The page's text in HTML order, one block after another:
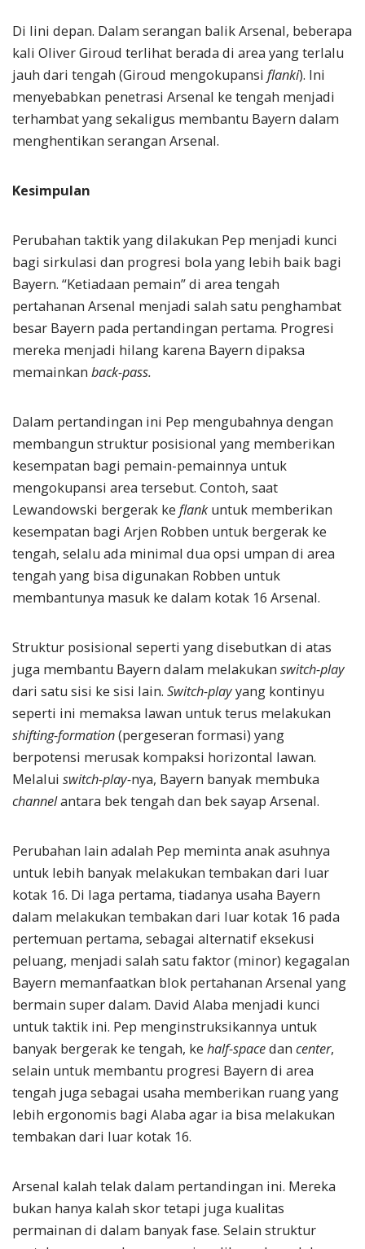
Di lini depan. Dalam serangan balik Arsenal, beberapa
kali Oliver Giroud terlihat berada di area yang terlalu
jauh dari tengah (Giroud mengokupansi flanki). Ini
menyebabkan penetrasi Arsenal ke tengah menjadi
terhambat yang sekaligus membantu Bayern dalam
menghentikan serangan Arsenal.
Kesimpulan
Perubahan taktik yang dilakukan Pep menjadi kunci
bagi sirkulasi dan progresi bola yang lebih baik bagi
Bayern. “Ketiadaan pemain” di area tengah
pertahanan Arsenal menjadi salah satu penghambat
besar Bayern pada pertandingan pertama. Progresi
mereka menjadi hilang karena Bayern dipaksa
memainkan back-pass.
Dalam pertandingan ini Pep mengubahnya dengan
membangun struktur posisional yang memberikan
kesempatan bagi pemain-pemainnya untuk
mengokupansi area tersebut. Contoh, saat
Lewandowski bergerak ke flankuntuk memberikan
kesempatan bagi Arjen Robben untuk bergerak ke
tengah, selalu ada minimal dua opsi umpan di area
tengah yang bisa digunakan Robben untuk
membantunya masuk ke dalam kotak 16 Arsenal.
Struktur posisional seperti yang disebutkan di atas
juga membantu Bayern dalam melakukan switch-play
dari satu sisi ke sisi lain. Switch-playyang kontinyu
seperti ini memaksa lawan untuk terus melakukan
shifting-formation(pergeseran formasi) yang
berpotensi merusak kompaksi horizontal lawan.
Melalui switch-play-nya, Bayern banyak membuka
channelantara bek tengah dan bek sayap Arsenal.
Perubahan lain adalah Pep meminta anak asuhnya
untuk lebih banyak melakukan tembakan dari luar
kotak 16. Di laga pertama, tiadanya usaha Bayern
dalam melakukan tembakan dari luar kotak 16 pada
pertemuan pertama, sebagai alternatif eksekusi
peluang, menjadi salah satu faktor (minor) kegagalan
Bayern memanfaatkan blok pertahanan Arsenal yang
bermain super dalam. David Alaba menjadi kunci
untuk taktik ini. Pep menginstruksikannya untuk
banyak bergerak ke tengah, ke half-spacedan center,
selain untuk membantu progresi Bayern di area
tengah juga sebagai usaha memberikan ruang yang
lebih ergonomis bagi Alaba agar ia bisa melakukan
tembakan dari luar kotak 16.
Arsenal kalah telak dalam pertandingan ini. Mereka
bukan hanya kalah skor tetapi juga kualitas
permainan di dalam banyak fase. Selain struktur